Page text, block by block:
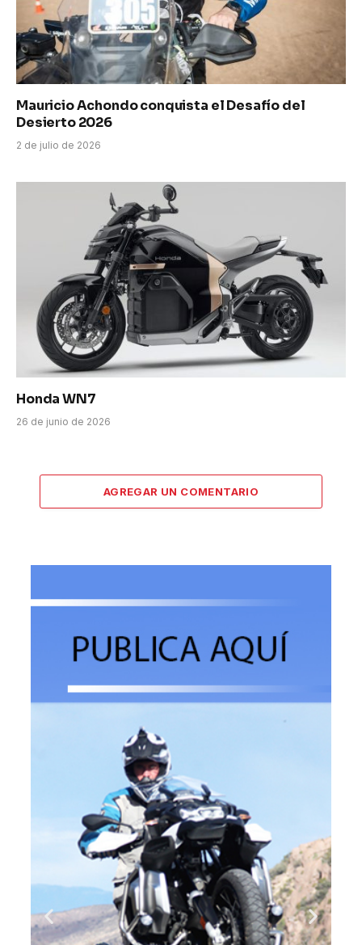
Mauricio Achondo conquista el Desafío del
Desierto 2026
2 de julio de 2026
Honda WN7
26 de junio de 2026
AGREGAR UN COMENTARIO